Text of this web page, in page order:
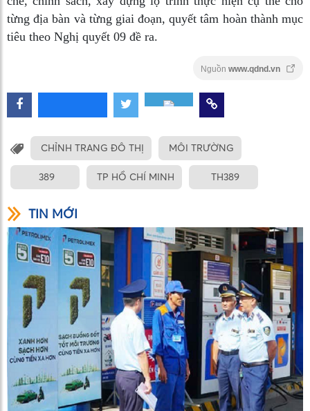
từng địa bàn và từng giai đoạn, quyết tâm hoàn thành mục
tiêu theo Nghị quyết 09 đề ra.
Nguồn www.qdnd.vn
CHỈNH TRANG ĐÔ THỊ MÔI TRƯỜNG
389 TP HỒ CHÍ MINH TH389
TIN MỚI